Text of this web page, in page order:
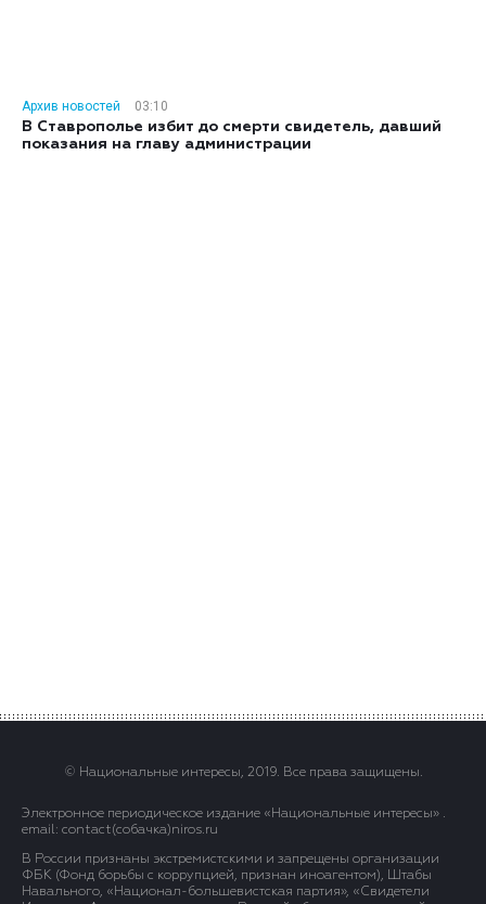
Архив новостей
03:10
В Ставрополье избит до смерти свидетель, давший
показания на главу администрации
© Национальные интересы, 2019. Все права защищены.
Электронное периодическое издание «Национальные интересы» .
email: contact(сoбaчка)niros.ru
В России признаны экстремистскими и запрещены организации
ФБК (Фонд борьбы с коррупцией, признан иноагентом), Штабы
Навального, «Национал-большевистская партия», «Свидетели